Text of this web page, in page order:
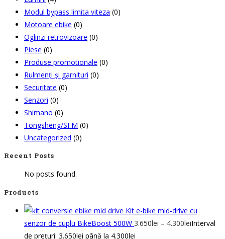
Modul bypass limita viteza (0)
Motoare ebike (0)
Oglinzi retrovizoare (0)
Piese (0)
Produse promotionale (0)
Rulmenți și garnituri (0)
Securitate (0)
Senzori (0)
Shimano (0)
Tongsheng/SFM (0)
Uncategorized (0)
Recent Posts
No posts found.
Products
Kit e-bike mid-drive cu
senzor de cuplu BikeBoost 500W 3.650lei – 4.300leiInterval
de prețuri: 3.650lei până la 4.300lei